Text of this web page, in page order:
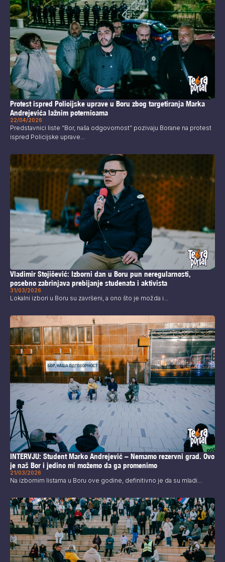
Protest ispred Policijske uprave u Boru zbog targetiranja Marka
Andrejevića lažnim poternicama
22/04/2026
Predstavnici liste “Bor, naša odgovornost” pozivaju Borane na protest
ispred Policijske uprave...
Vladimir Stojičević: Izborni dan u Boru pun neregularnosti,
posebno zabrinjava prebijanje studenata i aktivista
31/03/2026
Lokalni izbori u Boru su završeni, a ono što je možda i...
INTERVJU: Student Marko Andrejević – Nemamo rezervni grad. Ovo
je naš Bor i jedino mi možemo da ga promenimo
21/03/2026
Na izbornim listama u Boru ove godine, definitivno je da su mladi...